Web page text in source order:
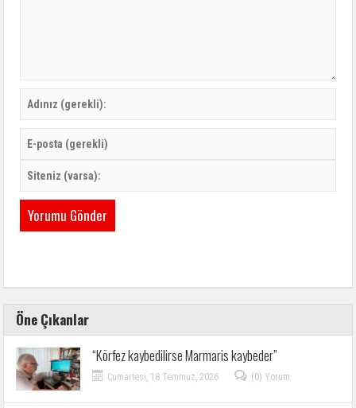
Öne Çıkanlar
“Körfez kaybedilirse Marmaris kaybeder”
Cumartesi, 18 Temmuz, 2026 (0) Yorum